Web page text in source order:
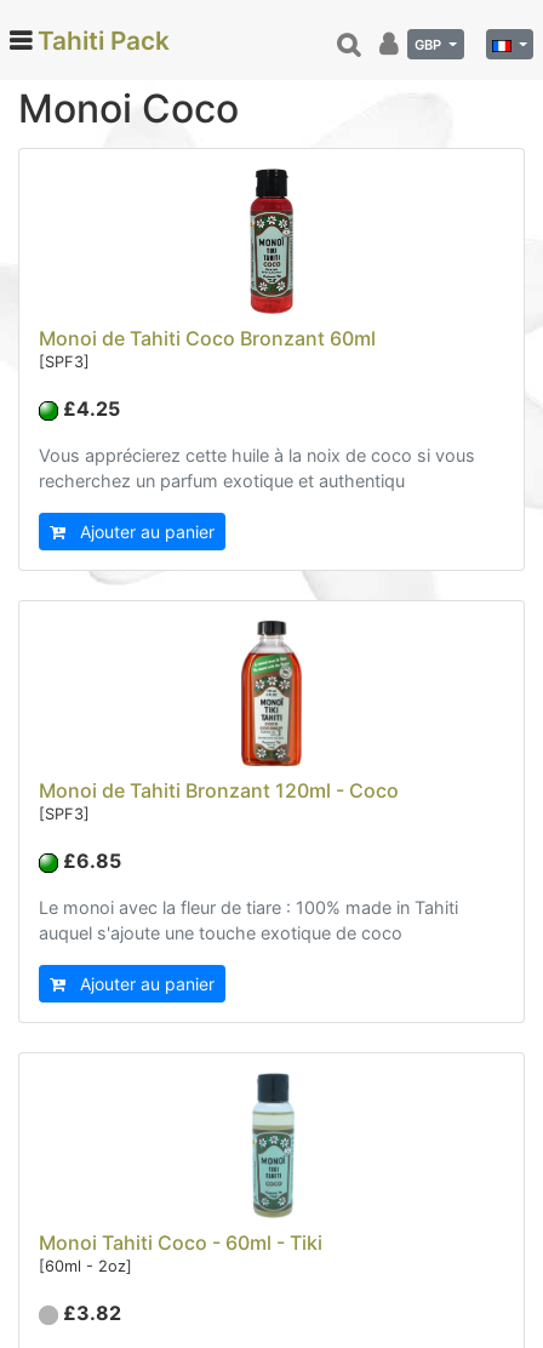
Categories
Monoi Parfums Exotiques (14)
Monoi bronzants (7)
Noix de coco (24)
Vanille de Tahiti (26)
Soins et beauté (78)
Hinano (41)
Sacs, Bijoux et Accessoires (33)
Textile (27)
Nos Box (12)
Promotions
Nouveautés
Informations
Retour et remboursement
Nous contacter
Tahiti Pack GBP
Monoi Coco
Monoi de Tahiti Coco Bronzant 60ml
[SPF3]
£4.25
Vous apprécierez cette huile à la noix de coco si vous
recherchez un parfum exotique et authentiqu
Ajouter au panier
Monoi de Tahiti Bronzant 120ml - Coco
[SPF3]
£6.85
Le monoi avec la fleur de tiare : 100% made in Tahiti
auquel s'ajoute une touche exotique de coco
Ajouter au panier
Monoi Tahiti Coco - 60ml - Tiki
[60ml - 2oz]
£3.82